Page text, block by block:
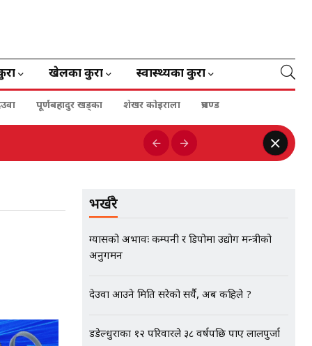
खेलका कुरा स्वास्थ्यका कुरा
पूर्णबहादुर खड्का शेखर कोइराला प्रचण्ड
भर्खरै
ग्यासको अभावः कम्पनी र डिपोमा उद्योग मन्त्रीको
अनुगमन
देउवा आउने मिति सरेको सर्यै, अब कहिले ?
डडेल्धुराका १२ परिवारले ३८ वर्षपछि पाए लालपुर्जा